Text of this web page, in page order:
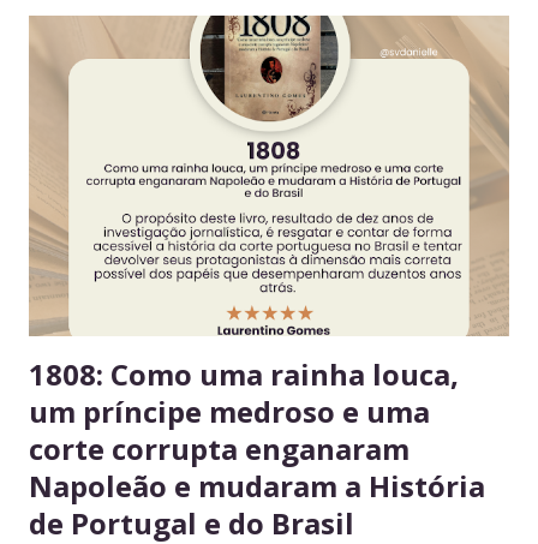
convivência e evita conflitos desnecessários. 2. Organize
seus alimentos em um único espaço Facilita o controle da
validade e mantém a geladeira práticas para todos. 3.
Consuma apenas o que é seu Evita mal-entendidos e
reforça a confiança entre colegas. 4. Derramou algo? Limpe
na hora Higiene imediata garante um ambiente limpo e
agradável para o próximo usuário. 5. Não deixe alimentos
estragarem Escolha um dia fixo da semana para revisar
seus itens e evitar desperdício. 6....
1808: Como uma rainha louca,
um príncipe medroso e uma
corte corrupta enganaram
Napoleão e mudaram a História
de Portugal e do Brasil